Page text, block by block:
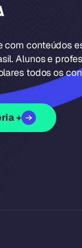
com conteúdos
Alunos e
todos os
+